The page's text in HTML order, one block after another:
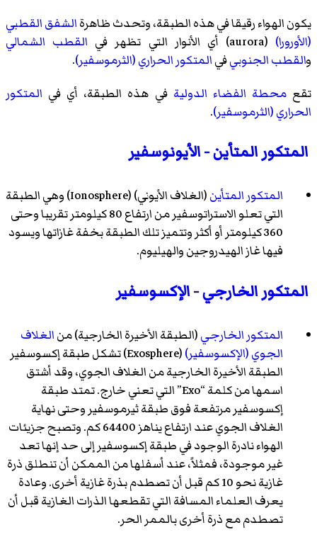
يكون الهواء رقيقا في هذه الطبقة، وتحدث ظاهرةالشفق القطبي
(الأورورا) (
aurora)‏ أي الأنوار التي تظهر في القطب الشمالي
والقطب الجنوبيفيالمتكور الحراري (الثرموسفير).
تقعمحطة الفضاء الدولية في هذه الطبقة، أي في المتكور
الحراري (الثرموسفير).
المتكور المتأين - الأيونوسفير
المتكور المتأين(الغلاف الأيوني) (Ionosphere)‏ وهي الطبقة
التي تعلو الاستراتوسفير من ارتفاع 80 كيلومتر تقريبا وحتى
360 كيلومتر أو أكثر وتتميز تلك الطبقة بخفة غازاتها ويسود
فيها غاز الهيدروجين والهيليوم.
المتكور الخارجي-الإكسوسفير
المتكور الخارجي(الطبقة الأخيرة الخارجية) منالغلاف
الجوي(الإكسوسفير)(
Exosphere)‏ تشكل طبقة إكسوسفير
الطبقة الأخيرة الخارجية من الغلاف الجوي، وقد أشتق
اسمها من كلمة “Exo” التي تعني خارج. تمتد طبقة
إكسوسفير مرتفعة فوق طبقة ثيرموسفير وحتى نهاية
الغلاف الجوي عند ارتفاع يناهز 64400 كم. وتصبح جزيئات
الهواء نادرة الوجود في طبقة إكسوسفير إلى حد إنها تعد
غير موجودة، فمثلاً، عند أسفلها من الممكن أن تنطلق ذرة
غازية نحو 10 كم قبل أن تصطدم بذرة غازية أخرى. وعادة
يعرف العلماء المسافة التي تقطعها الذرات الغازية قبل أن
تصطدم مع ذرة أخرى بالممر الحر.